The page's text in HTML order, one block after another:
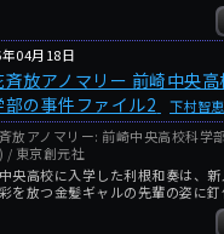
04月18日
斉放アノマリー 前崎中央高
部の事件ファイル2
下村智
放アノマリー: 前崎中央高校科学
/ 東京創元社
央高校に入学した利根和奏は、
を放つ金髪ギャルの先輩の姿に釘